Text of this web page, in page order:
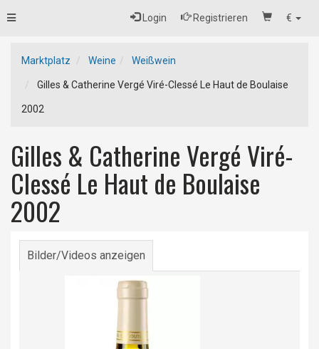
€
Login Registrieren
Toggle
Marktplatz Weine Weißwein
Gilles & Catherine Vergé Viré-Clessé Le Haut de Boulaise
2002
Gilles & Catherine Vergé Viré-
Clessé Le Haut de Boulaise
2002
Bilder/Videos anzeigen